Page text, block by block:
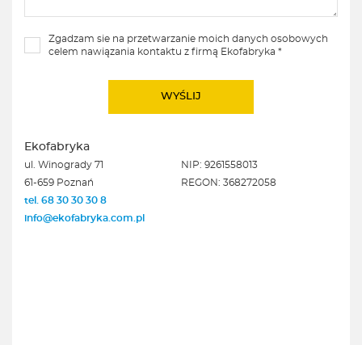
Zgadzam sie na przetwarzanie moich danych osobowych
celem nawiązania kontaktu z firmą Ekofabryka *
Ekofabryka
ul. Winogrady 71
61-659 Poznań
tel. 68 30 30 30 8
info@ekofabryka.com.pl
NIP: 9261558013
REGON: 368272058